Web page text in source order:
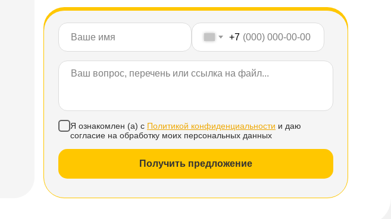
+7
Я ознакомлен (а) с Политикой конфиденциальности и даю
согласие на обработку моих персональных данных
Получить предложение